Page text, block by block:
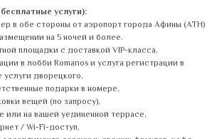
услуги):
в обе стороны от аэропорт города Афины (АТН)
на 5 ночей и более.
площадки с доставкой VIP-класса,
в лобби Romanos и услуга регистрации в
дворецкого,
подарки в номере,
вещей (по запросу),
или на вашей уединенной террасе,
/ Wi-Fi-доступ,